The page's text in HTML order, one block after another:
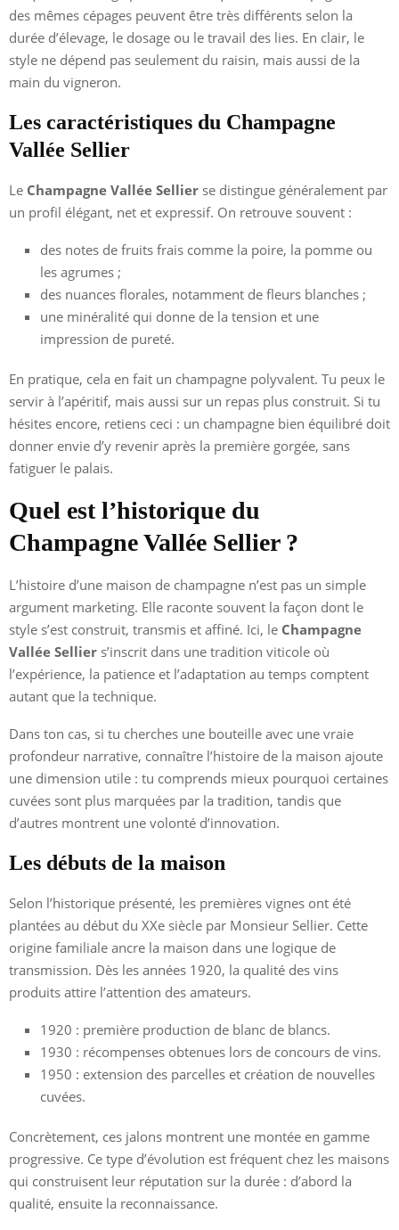
des mêmes cépages peuvent être très différents selon la
durée d’élevage, le dosage ou le travail des lies. En clair, le
style ne dépend pas seulement du raisin, mais aussi de la
main du vigneron.
Les caractéristiques du Champagne
Vallée Sellier
Le Champagne Vallée Sellier se distingue généralement par
un profil élégant, net et expressif. On retrouve souvent :
des notes de fruits frais comme la poire, la pomme ou
les agrumes ;
des nuances florales, notamment de fleurs blanches ;
une minéralité qui donne de la tension et une
impression de pureté.
En pratique, cela en fait un champagne polyvalent. Tu peux le
servir à l’apéritif, mais aussi sur un repas plus construit. Si tu
hésites encore, retiens ceci : un champagne bien équilibré doit
donner envie d’y revenir après la première gorgée, sans
fatiguer le palais.
Quel est l’historique du
Champagne Vallée Sellier ?
L’histoire d’une maison de champagne n’est pas un simple
argument marketing. Elle raconte souvent la façon dont le
style s’est construit, transmis et affiné. Ici, le Champagne
Vallée Sellier s’inscrit dans une tradition viticole où
l’expérience, la patience et l’adaptation au temps comptent
autant que la technique.
Dans ton cas, si tu cherches une bouteille avec une vraie
profondeur narrative, connaître l’histoire de la maison ajoute
une dimension utile : tu comprends mieux pourquoi certaines
cuvées sont plus marquées par la tradition, tandis que
d’autres montrent une volonté d’innovation.
Les débuts de la maison
Selon l’historique présenté, les premières vignes ont été
plantées au début du XXe siècle par Monsieur Sellier. Cette
origine familiale ancre la maison dans une logique de
transmission. Dès les années 1920, la qualité des vins
produits attire l’attention des amateurs.
1920 : première production de blanc de blancs.
1930 : récompenses obtenues lors de concours de vins.
1950 : extension des parcelles et création de nouvelles
cuvées.
Concrètement, ces jalons montrent une montée en gamme
progressive. Ce type d’évolution est fréquent chez les maisons
qui construisent leur réputation sur la durée : d’abord la
qualité, ensuite la reconnaissance.